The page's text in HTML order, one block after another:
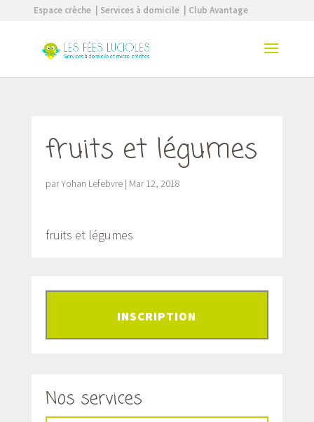
Espace crèche | Services à domicile | Club Avantage
fruits et légumes
parYohan Lefebvre| Mar 12, 2018
fruits et légumes
INSCRIPTION
Nos services